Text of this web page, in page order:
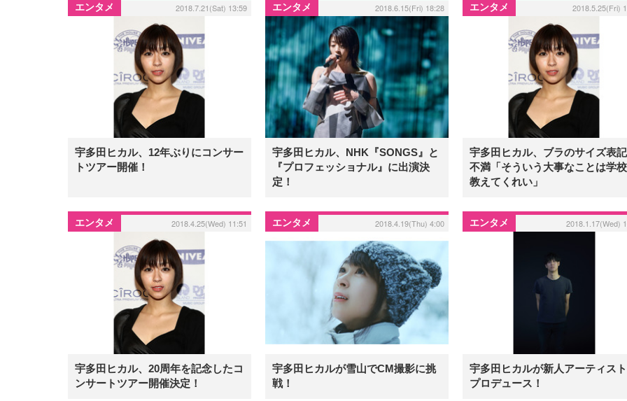
エンタメ 2018.7.21(Sat) 13:59
宇多田ヒカル、12年ぶりにコンサー
トツアー開催！
エンタメ 2018.6.15(Fri) 18:28
宇多田ヒカル、NHK『SONGS』と
『プロフェッショナル』に出演決
定！
エンタメ 2018.5.25(Fri)
宇多田ヒカル、ブラのサイズ表
不満「そういう大事なことは学
教えてくれい」
エンタメ 2018.4.25(Wed) 11:51
宇多田ヒカル、20周年を記念したコ
ンサートツアー開催決定！
エンタメ 2018.4.19(Thu) 4:00
宇多田ヒカルが雪山でCM撮影に挑
戦！
エンタメ 2018.1.17(Wed)
宇多田ヒカルが新人アーティス
プロデュース！